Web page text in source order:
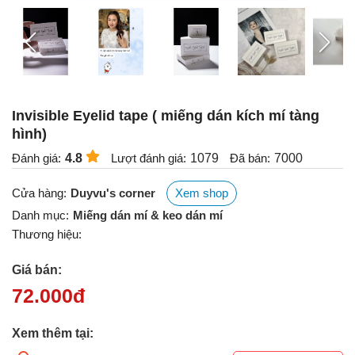
Invisible Eyelid tape ( miếng dán kích mí tàng
hình)
Đánh giá: 4.8 Lượt đánh giá: 1079 Đã bán: 7000
Cửa hàng: Duyvu's corner
Xem shop
Danh mục: Miếng dán mí & keo dán mí
Thương hiệu:
Giá bán:
72.000đ
Xem thêm tại: